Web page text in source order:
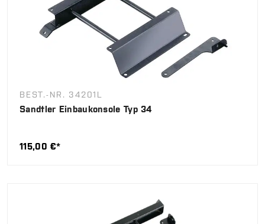
BEST.-NR. 34201L
Sandtler Einbaukonsole Typ 34
115,00 €*